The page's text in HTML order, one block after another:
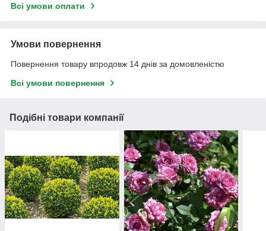
Всі умови оплати
Умови повернення
Повернення товару впродовж 14 днів за домовленістю
Всі умови повернення
Подібні товари компанії